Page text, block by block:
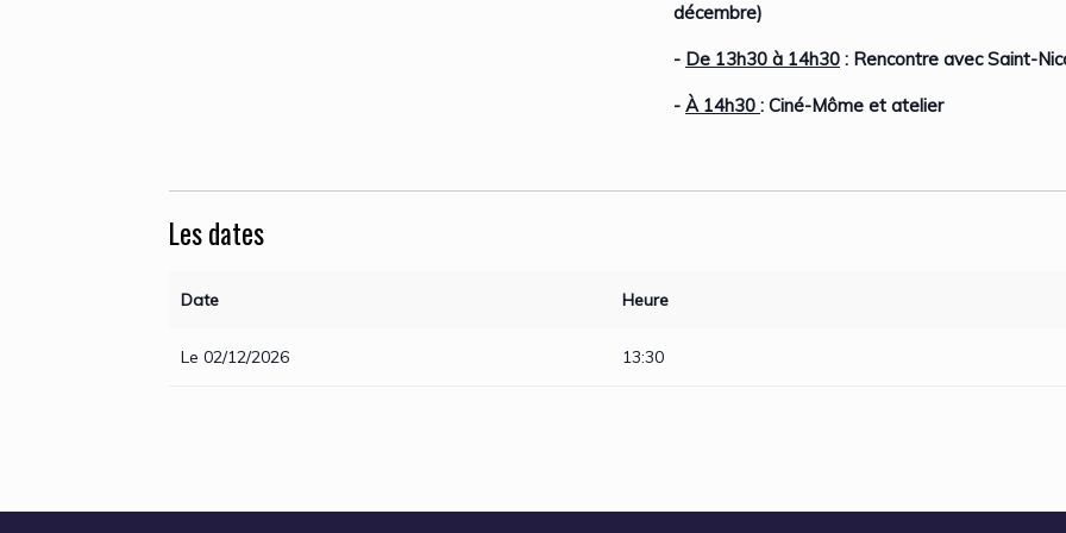
décembre)
- De 13h30 à 14h30 : Rencontre avec Saint-
- À 14h30 : Ciné-Môme et atelier
Les dates
Date Heure
Le 02/12/2026 13:30